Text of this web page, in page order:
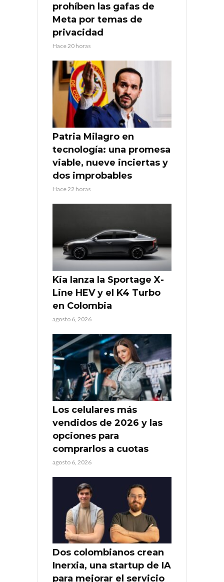
prohíben las gafas de
Meta por temas de
privacidad
Hace 20 horas
Patria Milagro en
tecnología: una promesa
viable, nueve inciertas y
dos improbables
Hace 22 horas
Kia lanza la Sportage X-
Line HEV y el K4 Turbo
en Colombia
agosto 6, 2026
Los celulares más
vendidos de 2026 y las
opciones para
comprarlos a cuotas
agosto 6, 2026
Dos colombianos crean
Inerxia, una startup de IA
para mejorar el servicio